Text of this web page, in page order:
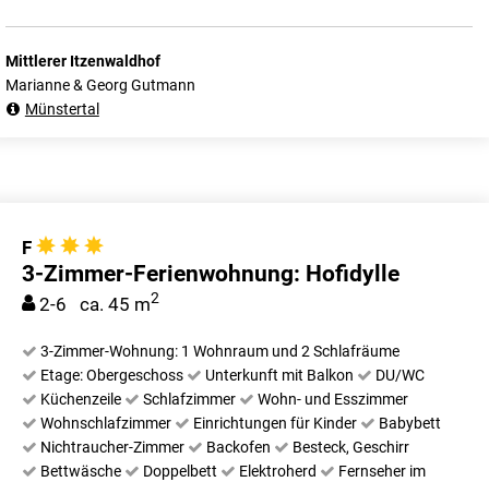
Mittlerer Itzenwaldhof
Marianne & Georg Gutmann
Münstertal
F
3-Zimmer-Ferienwohnung: Hofidylle
2-6 ca. 45 m2
3-Zimmer-Wohnung: 1 Wohnraum und 2 Schlafräume
Etage: Obergeschoss
Unterkunft mit Balkon
DU/WC
Küchenzeile
Schlafzimmer
Wohn- und Esszimmer
Wohnschlafzimmer
Einrichtungen für Kinder
Babybett
Nichtraucher-Zimmer
Backofen
Besteck, Geschirr
Bettwäsche
Doppelbett Elektroherd
Fernseher im